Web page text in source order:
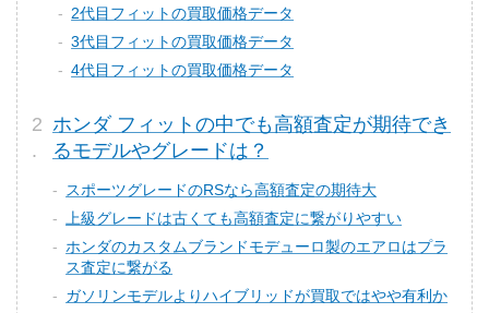
2代目フィットの買取価格データ
3代目フィットの買取価格データ
4代目フィットの買取価格データ
ホンダ フィットの中でも高額査定が期待でき
るモデルやグレードは？
スポーツグレードのRSなら高額査定の期待大
上級グレードは古くても高額査定に繋がりやすい
ホンダのカスタムブランドモデューロ製のエアロはプラ
ス査定に繋がる
ガソリンモデルよりハイブリッドが買取ではやや有利か